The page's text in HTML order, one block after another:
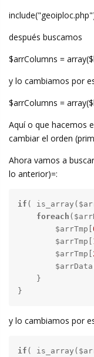
después buscamos
$arrColumns =
y lo cambiamos por
$arrColumns =
Aquí o que hacemos
cambiar el orden
Ahora vamos a
lo anterior)=:
if (
foreach
        $arrTmp[
        $arrTmp[
        $arrTmp[
    }
}
y lo cambiamos por
if (